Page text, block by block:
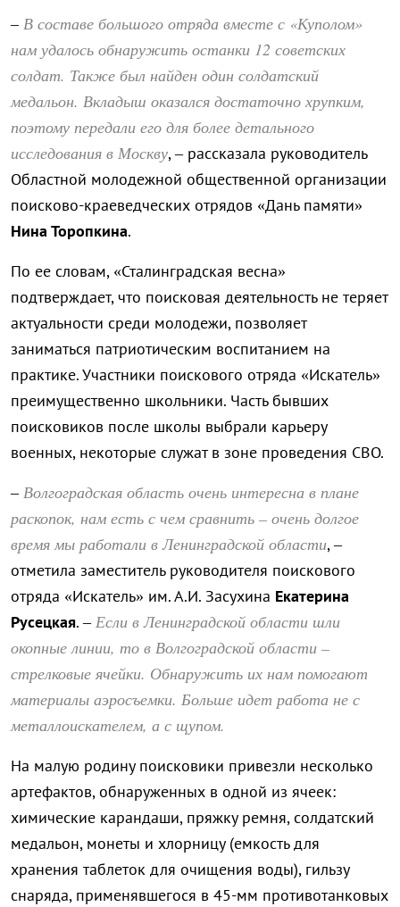
–В составе большого отряда вместе с «Куполом»
нам удалось обнаружить останки 12 советских
солдат. Также был найден один солдатский
медальон. Вкладыш оказался достаточно хрупким,
поэтому передали его для более детального
исследования в Москву, – рассказала руководитель
Областной молодежной общественной организации
поисково-краеведческих отрядов «Дань памяти»
Нина Торопкина.
По ее словам, «Сталинградская весна»
подтверждает, что поисковая деятельность не теряет
актуальности среди молодежи, позволяет
заниматься патриотическим воспитанием на
практике. Участники поискового отряда «Искатель»
преимущественно школьники. Часть бывших
поисковиков после школы выбрали карьеру
военных, некоторые служат в зоне проведения СВО.
–Волгоградская область очень интересна в плане
раскопок, нам есть с чем сравнить – очень долгое
время мы работали в Ленинградской области, –
отметила заместитель руководителя поискового
отряда «Искатель» им. А.И. Засухина Екатерина
Русецкая. –Если в Ленинградской области шли
окопные линии, то в Волгоградской области –
стрелковые ячейки. Обнаружить их нам помогают
материалы аэросъемки. Больше идет работа не с
металлоискателем, а с щупом.
На малую родину поисковики привезли несколько
артефактов, обнаруженных в одной из ячеек:
химические карандаши, пряжку ремня, солдатский
медальон, монеты и хлорницу (емкость для
хранения таблеток для очищения воды), гильзу
снаряда, применявшегося в 45-мм противотанковых